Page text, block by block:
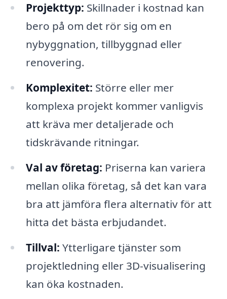
Projekttyp: Skillnader i kostnad kan
bero på om det rör sig om en
nybyggnation, tillbyggnad eller
renovering.
Komplexitet: Större eller mer
komplexa projekt kommer vanligvis
att kräva mer detaljerade och
tidskrävande ritningar.
Val av företag: Priserna kan variera
mellan olika företag, så det kan vara
bra att jämföra flera alternativ för att
hitta det bästa erbjudandet.
Tillval: Ytterligare tjänster som
projektledning eller 3D-visualisering
kan öka kostnaden.